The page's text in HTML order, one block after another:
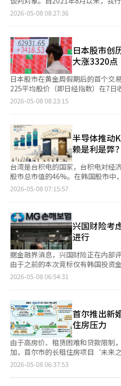
进口同比小幅增长2.1%。 服务收支方面，3月录得12.9亿美元逆
差，但逆差规模较去年同期（-25.1
11月以来首次转为顺差，主要受春季国
入收支顺差进一步扩大，由2月的
元，其中股息收入顺差由19.8亿美
因素。 金融账户方面，3月净资产增加369.9亿美元。直接投资
中，韩国居民对外投资增加88.9亿
37.7亿美元。证券投资方面，韩国
元，而外国投资者对韩国证券投资则
是在中东地缘风险上升及对存储芯
算机周边设备（增长167.5%）、半
信设备（增长13.1%）和化工产品
的增长。石油产品出口从-0.7%大幅增长至
东南亚（增长68.0%）、中国（增
47.3%）和日本（增长28.5%）的
降了49.1%。 进口也增长了17.4%
品进口主要集中在信息通信设备（
34.8%）和半导体（增长34.5%），整体
以化工产品（增长20.5%）为主，
次增长，消费品进口也增长了2.1%。 服务账户的赤字为12亿9000
6000万美元相比，赤字规模也有所缩小。 服务账户中的
实现了1亿4000万美元的盈余，迎
年4个月首次转为盈余。 本源收入账户盈余从2月的24亿8000万美
元增至3月的35亿8000万美元，直
分红收入账户盈余从19亿8000万美元增至
资产（资产-负债）增加了369亿
增加了88亿9000万美元，外国人
美元。 在证券投资方面，内国人在海外的股票投资增加了40亿美
减少幅度（-293亿3000万美元）创
智能（AI）系统翻译与编辑。
其在外汇管理领域的地位。国民养
可根据年度评估延长最多两年。我
标，竞争激烈。外汇金库银行的选
业务执行能力、外汇资金管理经验
动性保障能力等。自2021年起负责
突出，最终被选为优先谈判对象。
选定时隔五年。作为外汇金库银行
纳、外汇金库账户开设、外汇短期
换业务、外汇交易账户的开设与管
底，国民养老金基金的积累金额为
外资产。作为单一银行负责国民养
行业中的地位，并带来手续费收入
统翻译与编辑。
2026-05-08 08:27:36
日本股市创
大涨3320点
日本股市在黄金周假期后的首个交
225平均股价（即日经指数）在7日
（5.58%），达到62833.84点，创
身已高，涨幅并未进入历史前20名。 假期期间，美国科技股的强
劲表现以及对美国与伊朗冲突可能
情绪。 当天的上涨主要由人工智能（AI）和半导体相关股票推动。
软银集团（SBG）遭遇涨停，内存
买盘激增，全天未能成交，最终以
（19.22%）的43410点收盘。
元（约220万亿韩元），超越日立
大公司。市值超过10万亿日元的股
下新高。 分析认为，假期期间海外的利好消息集中反映在市场
上。纳斯达克指数和费城半导体指
AMD在5日发布的第一季度净利润
场预期。Kioxia与美国合资工厂
绩后，股价上涨近30%也刺激了买
年的营业利润预期大幅上调至494
倍，相当于日本最大企业丰田汽车
年3月）营业利润（约4.7万亿日元
和半导体股的追涨情绪（FOMO）
高之表示：“对未持有AI和半导体
呈现出上涨股票越涨的趋势。指数
金的加入，加上假期前为了对冲而
损失进行回补，导致上涨幅度迅速
油价下跌，减轻了通胀担忧和日美
创造了有利环境。 上涨趋势并不限于大型科技股。东证指数
（TOPIX）上涨111.76点（3.00%
2026-05-08 08:23:15
半导体推动
赖是利是弊？
台湾是台积电的国家，台积电对经
股市总市值的46%。在韩国股市中
过度依赖“三电信”（三星电子+SK
国家股市也存在特定行业的集中现
信”的集中是韩国股市的毒药还是良药？ ◆ KOSPI市
的“三电信” 根据韩国交易所的数
点（1.43%），报7490.05点。当天
推动。三星电子股价在盘中一度上
史新高，SK海力士也一度飙升至
管随后两只股票的涨幅有所回落，但
两家公司的市值分别为1587万亿韩
的47%略有下降，但KOSPI的走势
集中度的加速也十分明显。三星电
年前约为462万亿韩元，占KOSPI
亿韩元（34.0%），在3月初美国、
值保持在1824万亿韩元，达到
的市值占比几乎翻了一番。 尽管市场对股市繁荣表示乐观，但
对“三电信”集中现象的担忧依然存
现推动了股市上涨，但一旦行业放
大。对此，尤金投资证券指出：“
2026-05-08 07:15:57
兴国财险考
进行
据金融界消息，兴国财险正在内部
由于之前的本次竞标仅有韩国投资
功，若兴国财险实际参与竞标，可
乏有效竞争而未能成功。虽然初步
卉参与，但在本次竞标中未见踪影
向后，最终决定是否重新公告，预计再
财险的收购可能性在今年初就曾被
此传闻予以否认。但如今情况有所
扩大候选名单，兴国财险也进入了更为
团近期在并购方面表现出积极态度
易基资产管理的本次竞标，尽管未
兴国财险对예별손보的收购评估也
2026-05-08 06:54:31
首尔推出新
住房压力
由于高房价、租赁困难和贷款限制
加，首尔市的长租住房项目‘未来
保证金的支付和提供品牌公寓，降
之家’（长租住房Ⅱ）入驻者招募
2026-05-08 06:37:53
页